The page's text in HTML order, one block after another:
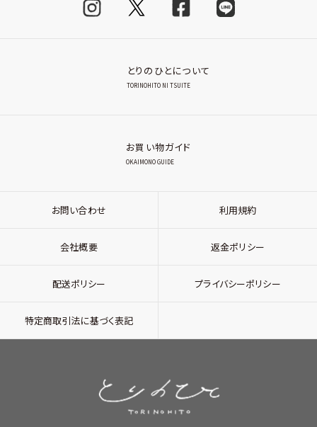
とりのひとについて
TORINOHITO NI TSUITE
お買い物ガイド
OKAIMONO GUIDE
お問い合わせ 利用規約
会社概要 返金ポリシー
配送ポリシー プライバシーポリシー
特定商取引法に基づく表記